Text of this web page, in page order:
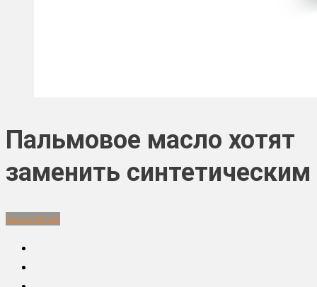
Пальмовое масло хотят
заменить синтетическим
Технологии